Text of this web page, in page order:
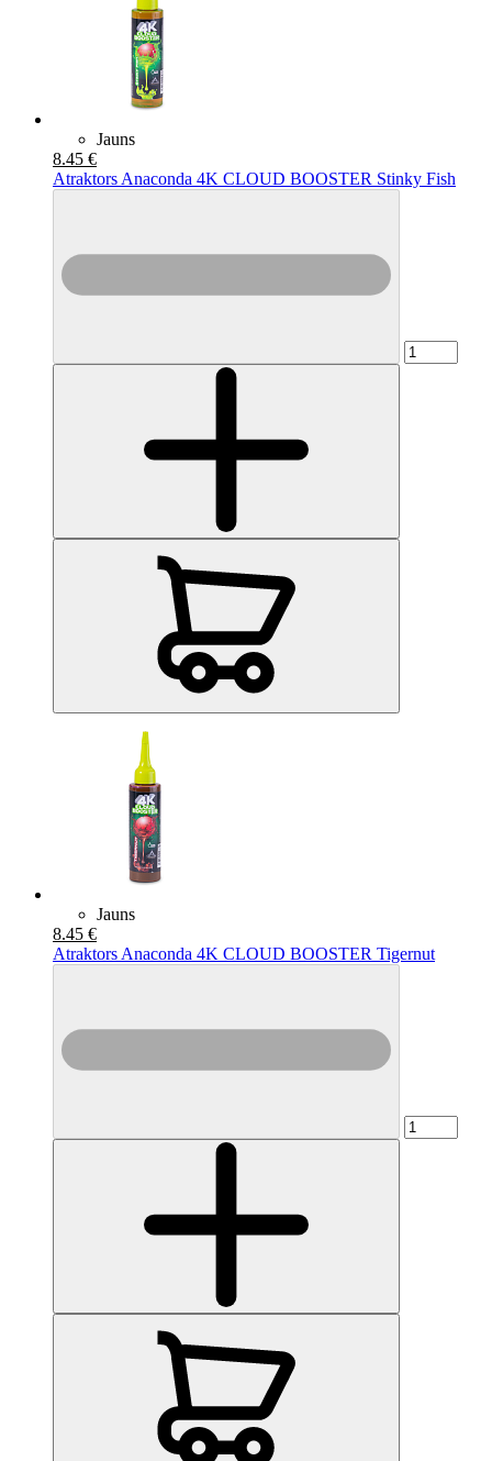
Jauns
8.45 €
Atraktors Anaconda 4K CLOUD BOOSTER Stinky Fish
Jauns
8.45 €
Atraktors Anaconda 4K CLOUD BOOSTER Tigernut